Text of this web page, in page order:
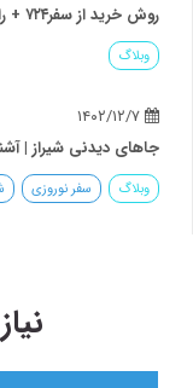
روش خرید از سفر۷۲۴ + راهنمای خرید بلیط
وبلاگ
جاهای دیدنی شیراز | آشنایی با ۱۹ مکان
وبلاگ سفر نوروزی